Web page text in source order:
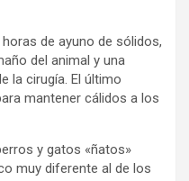
de ayuno de sólidos,
del animal y una
la cirugía. El último
mantener cálidos a los
y gatos «ñatos»
muy diferente al de los